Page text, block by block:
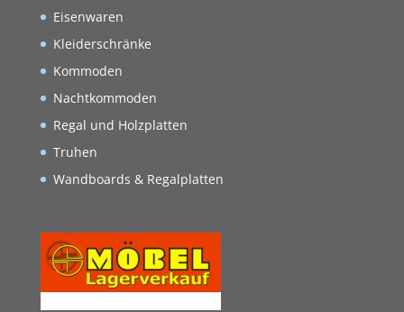
Eisenwaren
Kleiderschränke
Kommoden
Nachtkommoden
Regal und Holzplatten
Truhen
Wandboards & Regalplatten